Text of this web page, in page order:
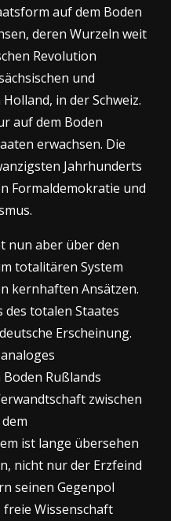
auf dem Boden
deren Wurzeln weit
Revolution
und
in der Schweiz.
auf dem Boden
erwachsen. Die
Jahrhunderts
Formaldemokratie und
nun aber über den
totalitären System
kernhaften Ansätzen.
des totalen Staates
Erscheinung.
Rußlands
zwischen
ist lange übersehen
nicht nur der Erzfeind
seinen Gegenpol
Wissenschaft